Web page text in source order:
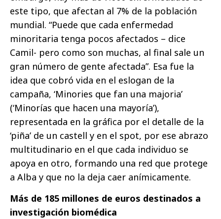
este tipo, que afectan al 7% de la población
mundial. “Puede que cada enfermedad
minoritaria tenga pocos afectados – dice
Camil- pero como son muchas, al final sale un
gran número de gente afectada”. Esa fue la
idea que cobró vida en el eslogan de la
campaña, ‘Minories que fan una majoria’
(‘Minorías que hacen una mayoría’),
representada en la gráfica por el detalle de la
‘piña’ de un castell y en el spot, por ese abrazo
multitudinario en el que cada individuo se
apoya en otro, formando una red que protege
a Alba y que no la deja caer anímicamente.
Más de 185 millones de euros destinados a
investigación biomédica